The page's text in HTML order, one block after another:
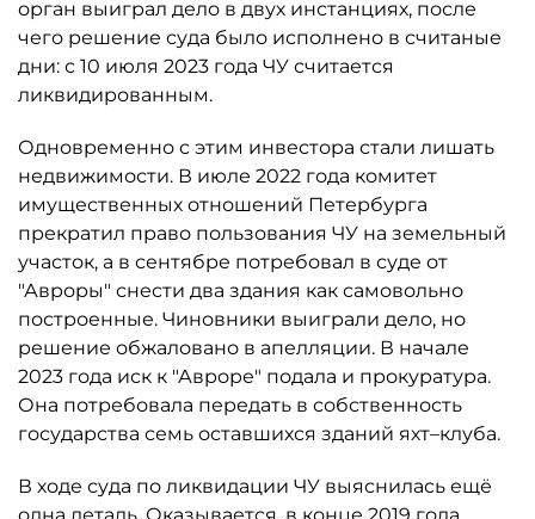
орган выиграл дело в двух инстанциях, после
чего решение суда было исполнено в считаные
дни: с 10 июля 2023 года ЧУ считается
ликвидированным.
Одновременно с этим инвестора стали лишать
недвижимости. В июле 2022 года комитет
имущественных отношений Петербурга
прекратил право пользования ЧУ на земельный
участок, а в сентябре потребовал в суде от
"Авроры" снести два здания как самовольно
построенные. Чиновники выиграли дело, но
решение обжаловано в апелляции. В начале
2023 года иск к "Авроре" подала и прокуратура.
Она потребовала передать в собственность
государства семь оставшихся зданий яхт–клуба.
В ходе суда по ликвидации ЧУ выяснилась ещё